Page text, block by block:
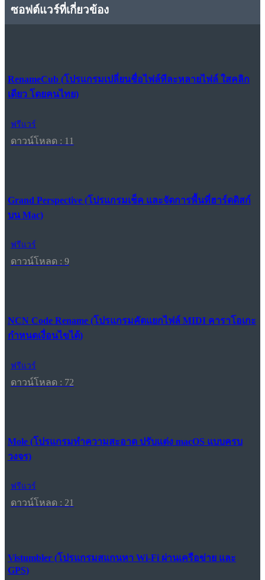
ซอฟต์แวร์ที่เกี่ยวข้อง
RenameCub (โปรแกรมเปลี่ยนชื่อไฟล์ทีละหลายไฟล์ ใสคลิก
เดียว โดยคนไทย)
ฟรีแวร์
ดาวน์โหลด : 11
Grand Perspective (โปรแกรมเช็ค และจัดการพื้นที่ฮาร์ดดิสก์
บน Mac)
ฟรีแวร์
ดาวน์โหลด : 9
NCN Code Rename (โปรแกรมคัดแยกไฟล์ MIDI คาราโอเกะ
กำหนดเงื่อนไขได้)
ฟรีแวร์
ดาวน์โหลด : 72
Mole (โปรแกรมทำความสะอาด ปรับแต่ง macOS แบบครบ
วงจร)
ฟรีแวร์
ดาวน์โหลด : 21
Vistumbler (โปรแกรมสแกนหา Wi-Fi ผ่านเครือข่าย และ
GPS)